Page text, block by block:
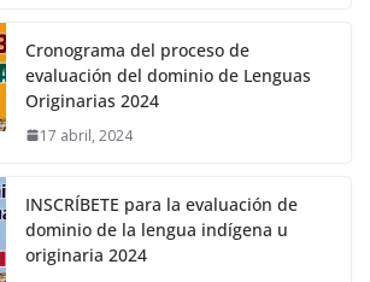
Cronograma del proceso de
evaluación del dominio de Lenguas
Originarias 2024
17 abril, 2024
INSCRÍBETE para la evaluación de
dominio de la lengua indígena u
originaria 2024